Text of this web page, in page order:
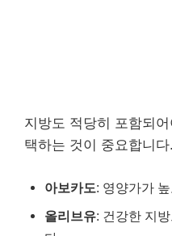
지방도 적당히 포함되
택하는 것이 중요합니다.
아보카도: 영양가가
올리브유: 건강한 지